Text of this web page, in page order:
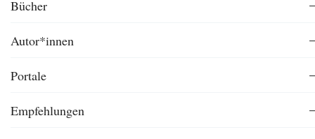
Bücher
Autor*innen
Portale
Empfehlungen